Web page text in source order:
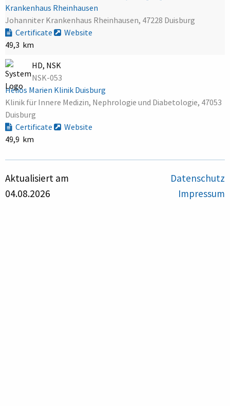
Krankenhaus Rheinhausen
Johanniter Krankenhaus Rheinhausen, 47228 Duisburg
Certificate
Website
49,3 km
HD, NSK
NSK-053
Helios Marien Klinik Duisburg
Klinik für Innere Medizin, Nephrologie und Diabetologie, 47053
Duisburg
Certificate
Website
49,9 km
Aktualisiert am
04.08.2026
Datenschutz
Impressum